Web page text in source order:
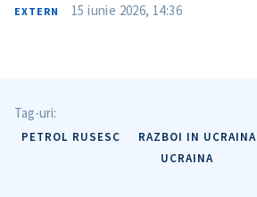
EXTERN 15 iunie 2026, 14:36
Tag-uri:
PETROL RUSESC RAZBOI IN UCRAINA
UCRAINA